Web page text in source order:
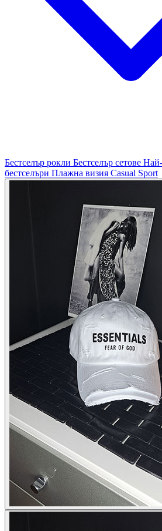
Бестселър рокли Бестселър сетове
бестселъри Плажна визия Casual Sport